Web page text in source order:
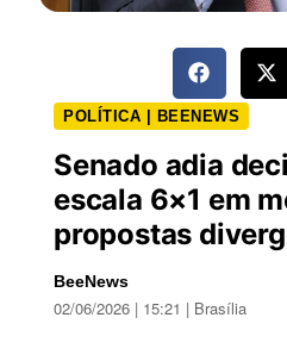
POLÍTICA | BEENEWS
Senado adia
escala 6×1 em
propostas
BeeNews
02/06/2026 | 15:21 | Brasília